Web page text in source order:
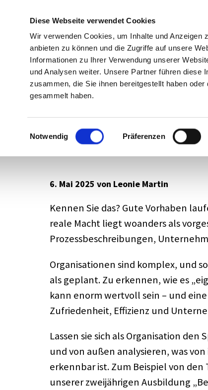
Diese Webseite verwendet Cookies
Wir verwenden Cookies, um Inhalte und
anbieten zu können und die Zugriffe auf unsere
Informationen zu Ihrer Verwendung unserer
und Analysen weiter. Unsere Partner führen diese
zusammen, die Sie ihnen bereitgestellt haben
gesammelt haben.
Einwilligungsauswahl
Notwendig Präferenzen
Orga­ni­sa­ti­ons­ent­wick­lung Mode­ra­tion
Organisationsentwicklung Beratung Training
Kosten­lo­ser
Profi-Blick von
6. Mai 2025 von Leonie Martin
Kennen Sie das? Gute Vorha­ben
reale Macht liegt woan­ders als
Prozess­be­schrei­bun­gen,
Orga­ni­sa­tio­nen sind komplex, und
als geplant. Zu erken­nen, wie es
kann enorm wert­voll sein – und
Zufrie­den­heit, Effi­zi­enz und
Lassen sie sich als Orga­ni­sa­tion den
und von außen analy­sie­ren, was
erkenn­bar ist. Zum Beispiel von
unse­rer zwei­jäh­ri­gen Ausbil­dung